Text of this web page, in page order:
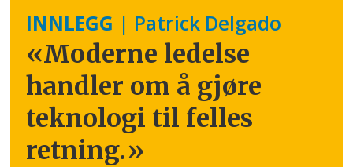
INNLEGG | Patrick Delgado
«Moderne ledelse
handler om å gjøre
teknologi til felles
retning.»